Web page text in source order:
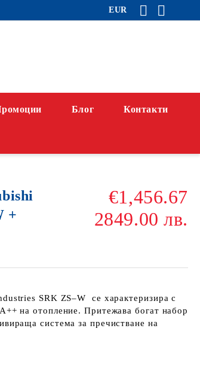
EUR
Блог Контакти
+
€1,456.67
2849.00 лв.
SRK ZS–W се характеризира с
на отопление. Притежава богат набор
система за пречистване на